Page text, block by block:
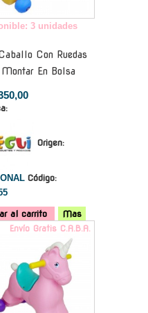
3 unidades
Con Ruedas
Montar En Bolsa
Origen:
Código:
al carrito
Mas
Envío Gratis C.A.B.A.